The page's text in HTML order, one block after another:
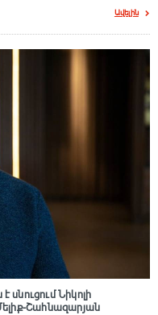
Ավելին
սնուցում Նիկոլի
Շահնազարյան